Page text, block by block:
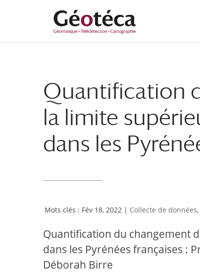
principal
navigation
Quantification
la limite
dans les
Fév 18, 2022 | Collecte de données,
Quantification du changement
dans les Pyrénées françaises :
Déborah Birre